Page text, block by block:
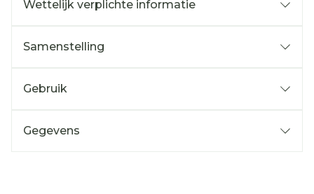
Wettelijk verplichte informatie
Samenstelling
Gebruik
Gegevens